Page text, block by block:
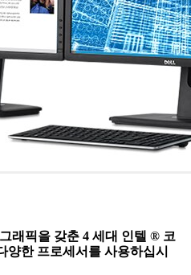
래픽을 갖춘 4 세대 인텔 ® 코
한 프로세서를 사용하십시